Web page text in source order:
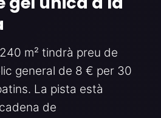
m² tindrà preu de
general de 8 € per 30
La pista està
de